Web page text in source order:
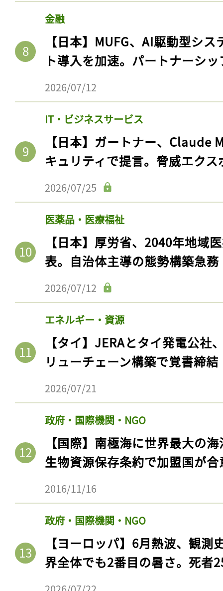
金融
【日本】MUFG、AI駆動型シ
ト導入を加速。パートナーシ
2026/07/12
IT・ビジネスサービス
【日本】ガートナー、Claude
キュリティで提言。脅威エク
2026/07/25
医薬品・医療福祉
【日本】厚労省、2040年地域
表。自治体主導の態勢構築急務
2026/07/12
エネルギー・資源
【タイ】JERAとタイ発電公社
リューチェーン構築で覚書締結
2026/07/21
政府・国際機関・NGO
【国際】南極海に世界最大の
生物資源保存条約で加盟国が合
2016/11/16
政府・国際機関・NGO
【ヨーロッパ】6月熱波、観
界全体でも2番目の暑さ。死者
会員登録